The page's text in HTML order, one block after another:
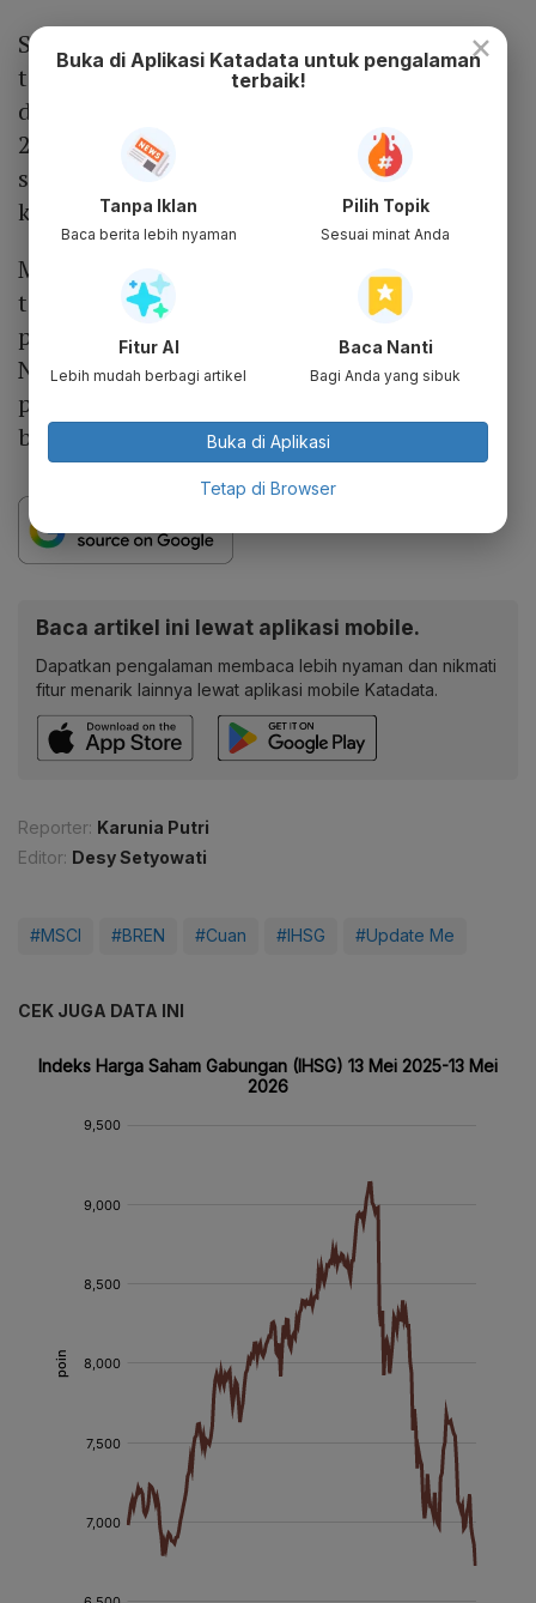
Sebelumnya, sebanyak 18 saham Indonesia
terdepak dari berbagai indeks milik MSCI Inc
dalam hasil evaluasi terbaru periode Mei
2026. Daftar tersebut mencakup saham-
saham berkapitalisasi jumbo hingga emiten
kategori small cap.
MSCI menyatakan seluruh perubahan
tersebut akan berlaku setelah penutupan
perdagangan 29 Mei dan efektif pada 1 Juni.
Namun karena Bursa Efek Indonesia libur
pada 1 Juni, implementasi rebalancing
berlangsung pada perdagangan hari ini.
Baca artikel ini lewat aplikasi mobile.
Dapatkan pengalaman membaca lebih nyaman dan nikmati
fitur menarik lainnya lewat aplikasi mobile Katadata.
Reporter: Karunia Putri
Editor: Desy Setyowati
#MSCI #BREN #Cuan #IHSG #Update Me
CEK JUGA DATA INI
×
Buka di Aplikasi Katadata untuk pengalaman
terbaik!
Tanpa Iklan
Baca berita lebih nyaman
Pilih Topik
Sesuai minat Anda
Fitur AI
Lebih mudah berbagi artikel
Baca Nanti
Bagi Anda yang sibuk
Buka di Aplikasi
Tetap di Browser